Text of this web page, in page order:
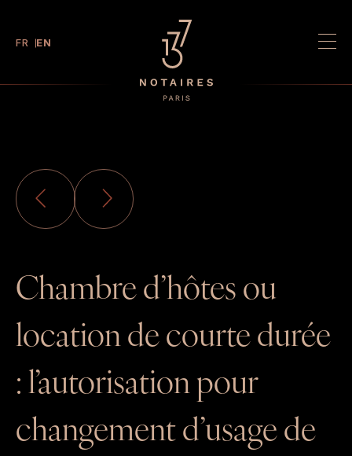
FR EN
ONLINE PAYMENT
DATA ROOM
RENTAL MANAGEMENT
News
Expertise
Careers
Property advertisements
Chambre d’hôtes ou
location de courte durée
: l’autorisation pour
changement d’usage de